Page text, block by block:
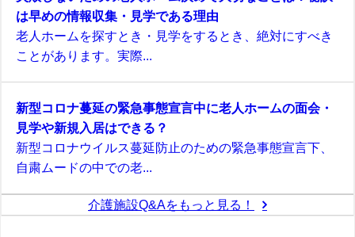
は早めの情報収集・見学である理由
老人ホームを探すとき・見学をするとき、絶対にすべき
ことがあります。実際...
新型コロナ蔓延の緊急事態宣言中に老人ホームの面会・
見学や新規入居はできる？
新型コロナウイルス蔓延防止のための緊急事態宣言下、
自粛ムードの中での老...
介護施設Q&Aをもっと見る！